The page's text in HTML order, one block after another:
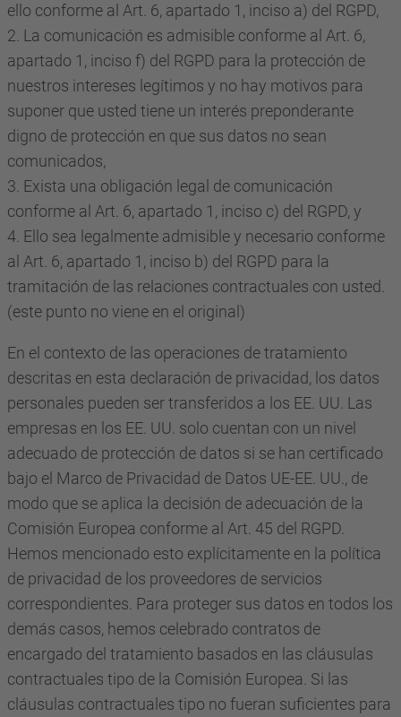
ello conforme al Art. 6, apartado 1, inciso a) del RGPD,
2. La comunicación es admisible conforme al Art. 6,
apartado 1, inciso f) del RGPD para la protección de
nuestros intereses legítimos y no hay motivos para
suponer que usted tiene un interés preponderante
digno de protección en que sus datos no sean
comunicados,
3. Exista una obligación legal de comunicación
conforme al Art. 6, apartado 1, inciso c) del RGPD, y
4. Ello sea legalmente admisible y necesario conforme
al Art. 6, apartado 1, inciso b) del RGPD para la
tramitación de las relaciones contractuales con usted.
(este punto no viene en el original)
En el contexto de las operaciones de tratamiento
descritas en esta declaración de privacidad, los datos
personales pueden ser transferidos a los EE. UU. Las
empresas en los EE. UU. solo cuentan con un nivel
adecuado de protección de datos si se han certificado
bajo el Marco de Privacidad de Datos UE-EE. UU., de
modo que se aplica la decisión de adecuación de la
Comisión Europea conforme al Art. 45 del RGPD.
Hemos mencionado esto explícitamente en la política
de privacidad de los proveedores de servicios
correspondientes. Para proteger sus datos en todos los
demás casos, hemos celebrado contratos de
encargado del tratamiento basados en las cláusulas
contractuales tipo de la Comisión Europea. Si las
cláusulas contractuales tipo no fueran suficientes para